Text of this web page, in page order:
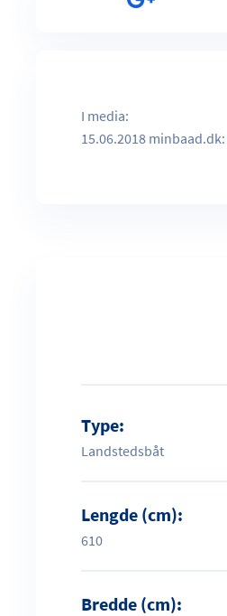
I media:
15.06.2018 minbaad.dk:
Type:
Landstedsbåt
Lengde (cm):
610
Bredde (cm):